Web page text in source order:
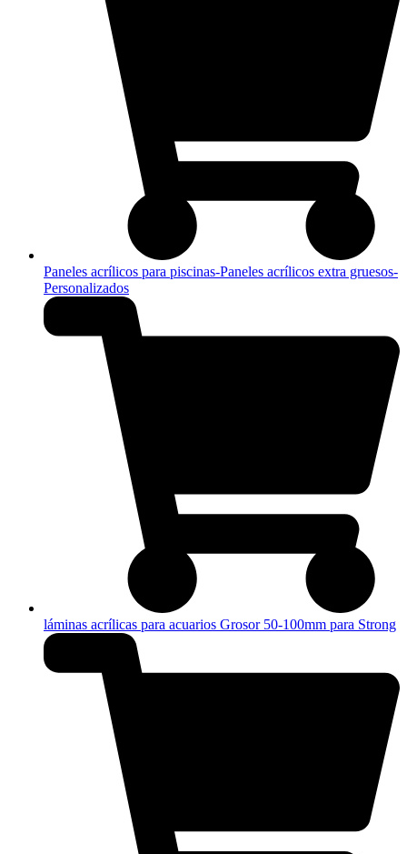
Paneles acrílicos para piscinas-Paneles acrílicos extra gruesos-
Personalizados
láminas acrílicas para acuarios Grosor 50-100mm para Strong